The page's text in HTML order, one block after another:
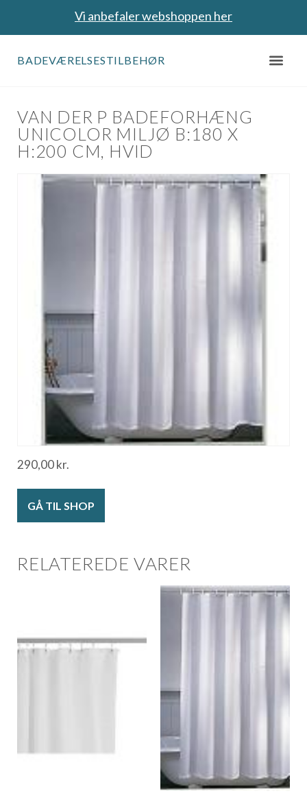
Vi anbefaler webshoppen her
BADEVÆRELSESTILBEHØR
VAN DER P BADEFORHÆNG
UNICOLOR MILJØ B:180 X
H:200 CM, HVID
290,00kr.
GÅ TIL SHOP
RELATEREDE VARER